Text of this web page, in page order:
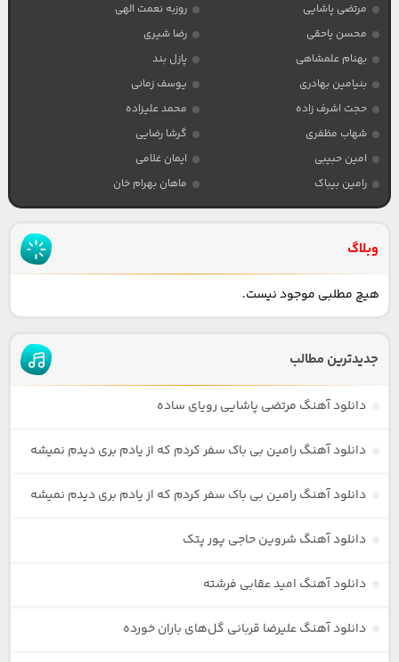
مرتضی پاشایی
روزبه نعمت الهی
محسن یاحقی
رضا شیری
بهنام علمشاهی
پازل بند
بنیامین بهادری
یوسف زمانی
حجت اشرف زاده
محمد علیزاده
شهاب مظفری
گرشا رضایی
امین حبیبی
ایمان غلامی
رامین بیباک
ماهان بهرام خان
وبلاگ
هیچ مطلبی موجود نیست.
جدیدترین مطالب
دانلود آهنگ مرتضی پاشایی رویای ساده
دانلود آهنگ رامین بی باک سفر کردم که از یادم بری دیدم نمیشه
دانلود آهنگ رامین بی باک سفر کردم که از یادم بری دیدم نمیشه
دانلود آهنگ شروین حاجی پور پتک
دانلود آهنگ امید عقابی فرشته
دانلود آهنگ علیرضا قربانی گل‌های باران خورده